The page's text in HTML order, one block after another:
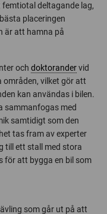
deltagande lag,
placeringen
är att hamna på
och doktorandervid
områden, vilket gör att
kan användas i bilen.
sammanfogas med
samtidigt som den
tas fram av experter
till ett stall med stora
för att bygga en bil som
som går ut på att